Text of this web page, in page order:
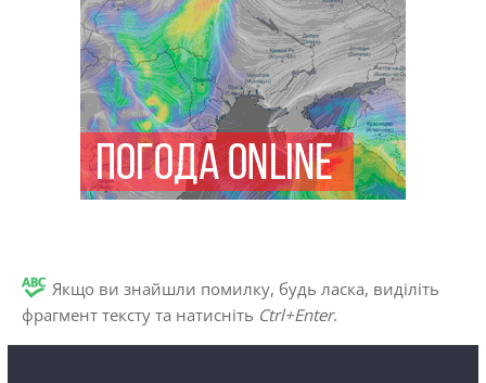
Якщо ви знайшли помилку, будь ласка, виділіть
фрагмент тексту та натисніть Ctrl+Enter.